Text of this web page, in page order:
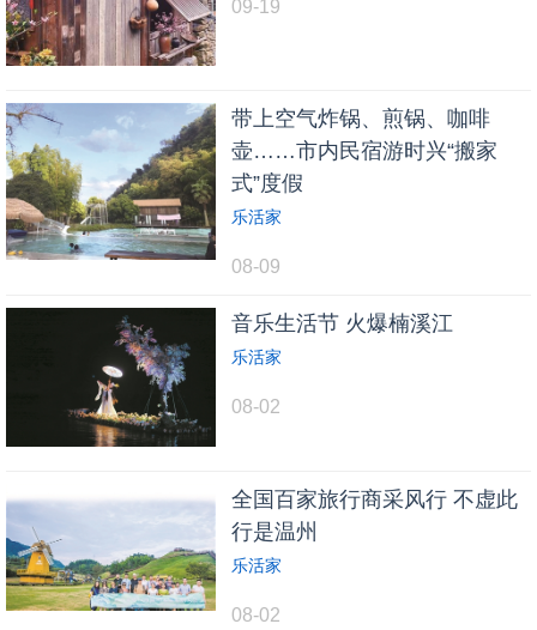
09-19
带上空气炸锅、煎锅、咖啡
壶……市内民宿游时兴“搬家
式”度假
乐活家
08-09
音乐生活节 火爆楠溪江
乐活家
08-02
全国百家旅行商采风行 不虚此
行是温州
乐活家
08-02